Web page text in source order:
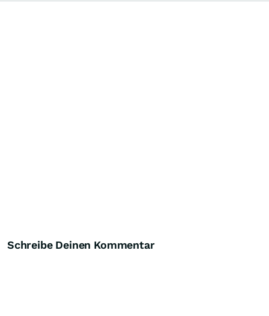
Schreibe Deinen Kommentar